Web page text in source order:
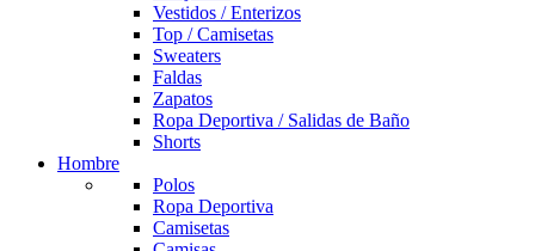
Vestidos / Enterizos
Top / Camisetas
Sweaters
Faldas
Zapatos
Ropa Deportiva / Salidas de Baño
Shorts
Hombre
Polos
Ropa Deportiva
Camisetas